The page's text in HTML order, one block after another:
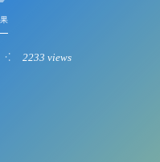
2233 views